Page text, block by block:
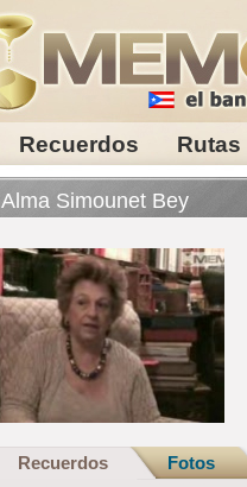
Recuerdos Rutas
Alma Simounet Bey
Recuerdos Fotos